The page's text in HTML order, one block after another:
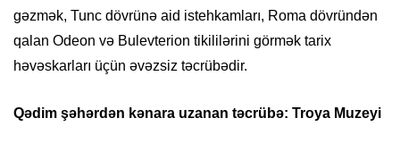
gəzmək, Tunc dövrünə aid istehkamları, Roma dövründən
qalan Odeon və Bulevterion tikililərini görmək tarix
həvəskarları üçün əvəzsiz təcrübədir.
Qədim şəhərdən kənara uzanan təcrübə: Troya Muzeyi